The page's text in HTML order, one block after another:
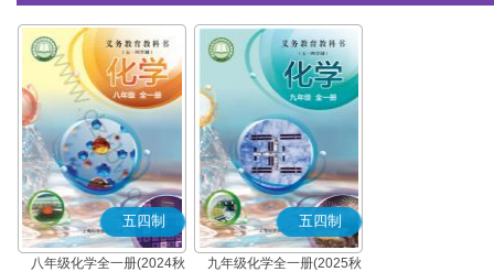
五四制
八年级化学全一册(2024秋
五四制
九年级化学全一册(2025秋